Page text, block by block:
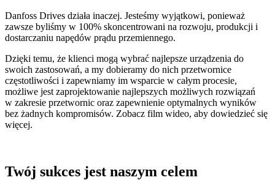
Danfoss Drives działa inaczej. Jesteśmy wyjątkowi, ponieważ
zawsze byliśmy w 100% skoncentrowani na rozwoju, produkcji i
dostarczaniu napędów prądu przemiennego.
Dzięki temu, że klienci mogą wybrać najlepsze urządzenia do
swoich zastosowań, a my dobieramy do nich przetwornice
częstotliwości i zapewniamy im wsparcie w całym procesie,
możliwe jest zaprojektowanie najlepszych możliwych rozwiązań
w zakresie przetwornic oraz zapewnienie optymalnych wyników
bez żadnych kompromisów. Zobacz film wideo, aby dowiedzieć się
więcej.
Twój sukces jest naszym celem